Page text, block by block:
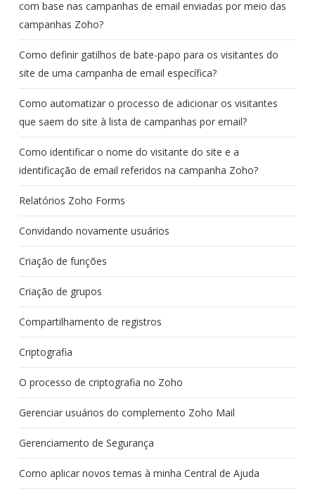
com base nas campanhas de email enviadas por meio das
campanhas Zoho?
Como definir gatilhos de bate-papo para os visitantes do
site de uma campanha de email específica?
Como automatizar o processo de adicionar os visitantes
que saem do site à lista de campanhas por email?
Como identificar o nome do visitante do site e a
identificação de email referidos na campanha Zoho?
Relatórios Zoho Forms
Convidando novamente usuários
Criação de funções
Criação de grupos
Compartilhamento de registros
Criptografia
O processo de criptografia no Zoho
Gerenciar usuários do complemento Zoho Mail
Gerenciamento de Segurança
Como aplicar novos temas à minha Central de Ajuda